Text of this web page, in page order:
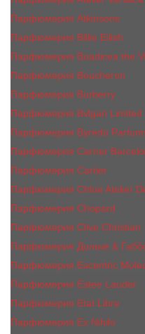
Парфюмерия Atkinsons
Парфюмерия Billie Eilish
Парфюмерия Boadicea the
Парфюмерия Boucheron
Парфюмерия Burberry
Парфюмерия Bvlgari Limited
Парфюмерия Byredo
Парфюмерия Carner
Парфюмерия Cartier
Парфюмерия Chloe Atelier
Парфюмерия Сhopard
Парфюмерия Clive Christian
Парфюмерия Дольче &
Парфюмерия Escentric
Парфюмерия Estee Lаudеr
Парфюмерия Etat Libre
Парфюмерия Ex Nihilo